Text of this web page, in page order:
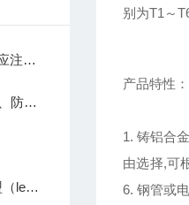
问题
特性
）
别为T1～
产品特性：
1. 铸铝合
由选择,可
6. 钢管或